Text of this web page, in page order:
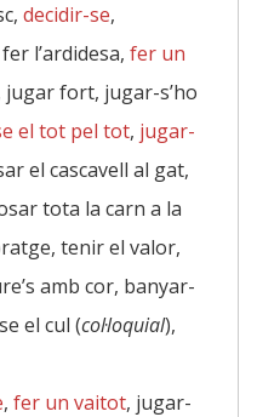
decidir-se,
l’ardidesa, fer un
fort, jugar-s’ho
el tot pel tot, jugar-
el cascavell al gat,
tota la carn a la
tenir el valor,
amb cor, banyar-
el cul (col·loquial),
, fer un vaitot, jugar-